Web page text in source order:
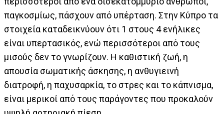
παγκοσμίως, πάσχουν από υπέρταση. Στην Κύπρο τα
στοιχεία καταδεικνύουν ότι 1 στους 4 ενήλικες
είναι υπερτασικός, ενώ περισσότεροι από τους
μισούς δεν το γνωρίζουν. Η καθιστική ζωή, η
απουσία σωματικής άσκησης, η ανθυγιεινή
διατροφή, η παχυσαρκία, το στρες και το κάπνισμα,
είναι μερικοί από τους παράγοντες που προκαλούν